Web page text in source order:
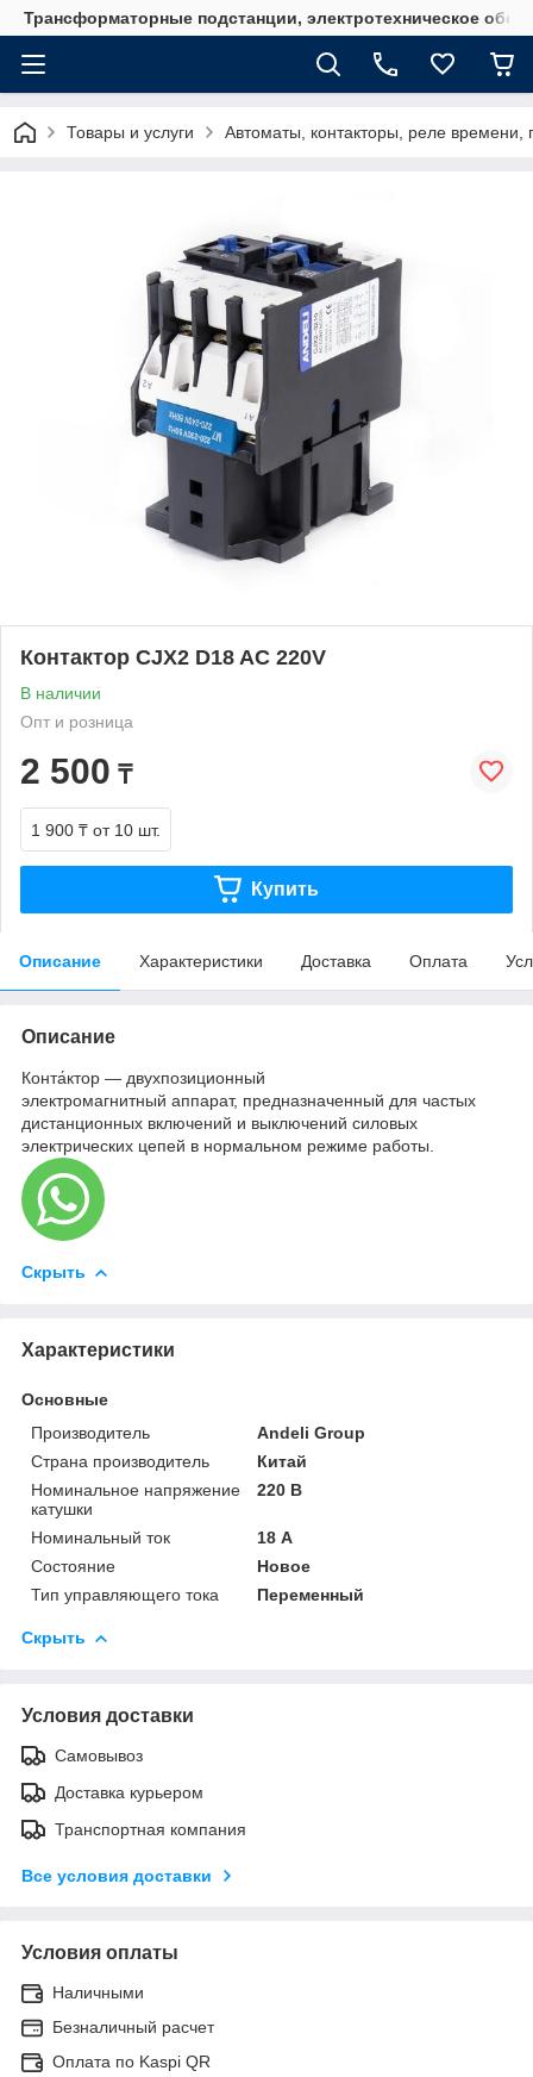
Трансформаторные подстанции, электротехническое
Товары и услуги Автоматы, контакторы, реле
Контактор CJX2 D18 AC 220V
В наличии
Опт и розница
2 500 ₸
1 900 ₸ от 10 шт.
Купить
Описание Характеристики Доставка Оплата
Описание
Конта́ктор — двухпозиционный
электромагнитный аппарат, предназначенный для частых
дистанционных включений и выключений силовых
электрических цепей в нормальном режиме работы.
Скрыть
Характеристики
Основные
Производитель
Andeli Group
Страна производитель
Китай
Номинальное напряжение
катушки
220 В
Номинальный ток
18 А
Состояние
Новое
Тип управляющего тока
Переменный
Скрыть
Условия доставки
Самовывоз
Доставка курьером
Транспортная компания
Все условия доставки
Условия оплаты
Наличными
Безналичный расчет
Оплата по Kaspi QR